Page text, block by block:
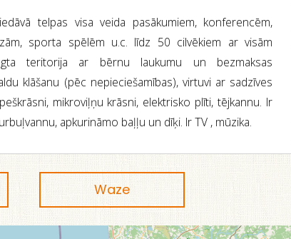
telpas visa veida pasākumiem, konferencēm,
sporta spēlēm u.c. līdz 50 cilvēkiem ar visām
teritorija ar bērnu laukumu un bezmaksas
klāšanu (pēc nepieciešamības), virtuvi ar sadzīves
mikroviļņu krāsni, elektrisko plīti, tējkannu. Ir
apkurināmo baļļu un dīķi. Ir TV , mūzika.
Waze